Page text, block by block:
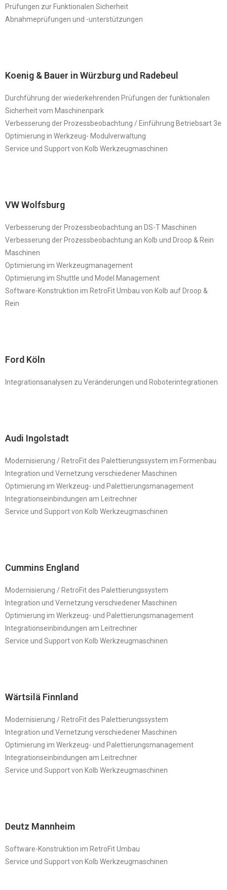
Prüfungen zur Funktionalen Sicherheit
Abnahmeprüfungen und -unterstützungen
Koenig & Bauer in Würzburg und Radebeul
Durchführung der wiederkehrenden Prüfungen der funktionalen
Sicherheit vom Maschinenpark
Verbesserung der Prozessbeobachtung / Einführung Betriebsart 3e
Optimierung in Werkzeug- Modulverwaltung
Service und Support von Kolb Werkzeugmaschinen
VW Wolfsburg
Verbesserung der Prozessbeobachtung an DS-T Maschinen
Verbesserung der Prozessbeobachtung an Kolb und Droop & Rein
Maschinen
Optimierung im Werkzeugmanagement
Optimierung im Shuttle und Model Management
Software-Konstruktion im RetroFit Umbau von Kolb auf Droop &
Rein
Ford Köln
Integrationsanalysen zu Veränderungen und Roboterintegrationen
Audi Ingolstadt
Modernisierung / RetroFit des Palettierungssystem im Formenbau
Integration und Vernetzung verschiedener Maschinen
Optimierung im Werkzeug- und Palettierungsmanagement
Integrationseinbindungen am Leitrechner
Service und Support von Kolb Werkzeugmaschinen
Cummins England
Modernisierung / RetroFit des Palettierungssystem
Integration und Vernetzung verschiedener Maschinen
Optimierung im Werkzeug- und Palettierungsmanagement
Integrationseinbindungen am Leitrechner
Service und Support von Kolb Werkzeugmaschinen
Wärtsilä Finnland
Modernisierung / RetroFit des Palettierungssystem
Integration und Vernetzung verschiedener Maschinen
Optimierung im Werkzeug- und Palettierungsmanagement
Integrationseinbindungen am Leitrechner
Service und Support von Kolb Werkzeugmaschinen
Deutz Mannheim
Software-Konstruktion im RetroFit Umbau
Service und Support von Kolb Werkzeugmaschinen